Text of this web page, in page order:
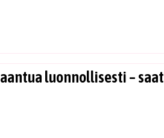
luonnollisesti – saat